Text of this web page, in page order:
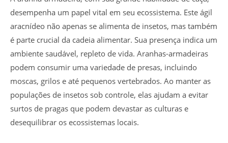
desempenha um papel vital em seu ecossistema. Este ágil
aracnídeo não apenas se alimenta de insetos, mas também
é parte crucial da cadeia alimentar. Sua presença indica um
ambiente saudável, repleto de vida. Aranhas-armadeiras
podem consumir uma variedade de presas, incluindo
moscas, grilos e até pequenos vertebrados. Ao manter as
populações de insetos sob controle, elas ajudam a evitar
surtos de pragas que podem devastar as culturas e
desequilibrar os ecossistemas locais.